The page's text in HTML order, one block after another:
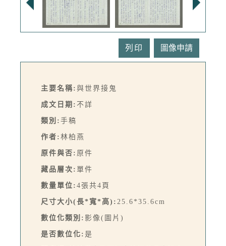
列印
主要名稱: 與世界接鬼
成文日期: 不詳
類別: 手稿
作者: 林柏燕
原件與否: 原件
藏品層次: 單件
數量單位: 4張共4頁
尺寸大小(長*寬*高): 25.6*35.6cm
數位化類別: 影像(圖片)
是否數位化: 是